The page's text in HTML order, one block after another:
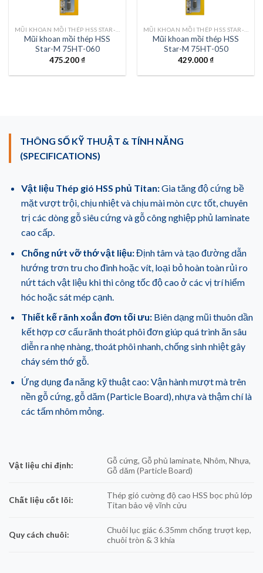
Mũi khoan mồi thép HSS
Star-M 75HT-060
475.200₫
Mũi khoan mồi thép HSS
Star-M 75HT-050
429.000₫
THÔNG SỐ KỸ THUẬT & TÍNH NĂNG
(SPECIFICATIONS)
Vật liệu Thép gió HSS phủ Titan:Gia tăng độ cứng bề
mặt vượt trội, chịu nhiệt và chịu mài mòn cực tốt, chuyên
trị các dòng gỗ siêu cứng và gỗ công nghiệp phủ laminate
cao cấp.
Chống nứt vỡ thớ vật liệu:Định tâm và tạo đường dẫn
hướng trơn tru cho đinh hoặc vít, loại bỏ hoàn toàn rủi ro
nứt tách vật liệu khi thi công tốc độ cao ở các vị trí hiểm
hóc hoặc sát mép cạnh.
Thiết kế rãnh xoắn đơn tối ưu:Biên dạng mũi thuôn dần
kết hợp cơ cấu rãnh thoát phôi đơn giúp quá trình ăn sâu
diễn ra nhẹ nhàng, thoát phôi nhanh, chống sinh nhiệt gây
cháy sém thớ gỗ.
Ứng dụng đa năng kỹ thuật cao: Vận hành mượt mà trên
nền gỗ cứng, gỗ dăm (Particle Board), nhựa và thậm chí là
các tấm nhôm mỏng.
Vật liệu chỉ định:
Gỗ cứng, Gỗ phủ laminate, Nhôm, Nhựa,
Gỗ dăm (Particle Board)
Chất liệu cốt lõi:
Thép gió cường độ cao HSS bọc phủ lớp
Titan bảo vệ vĩnh cửu
Quy cách chuôi:
Chuôi lục giác 6.35mm chống trượt kẹp,
chuôi tròn & 3 khía